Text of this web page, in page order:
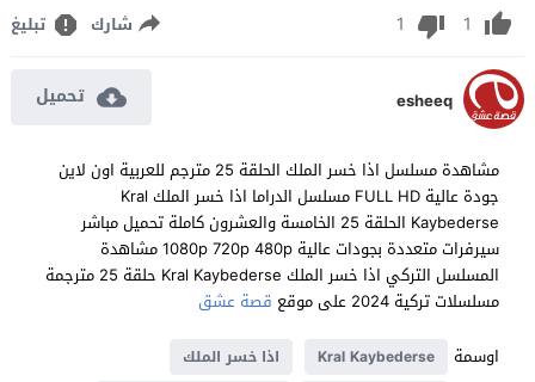
1
1 شارك تبليغ
esheeq تحميل
مشاهدة مسلسل اذا خسر الملك الحلقة 25 مترجم للعربية اون لاين
جودة عالية FULL HD مسلسل الدراما اذا خسر الملك Kral
Kaybederse الحلقة 25 الخامسة والعشرون كاملة تحميل مباشر
سيرفرات متعددة بجودات عالية 1080p 720p 480p مشاهدة
المسلسل التركي اذا خسر الملك Kral Kaybederse حلقة 25 مترجمة
مسلسلات تركية 2024 على موقع
قصة عشق
اوسمة
Kral Kaybederse
اذا خسر الملك